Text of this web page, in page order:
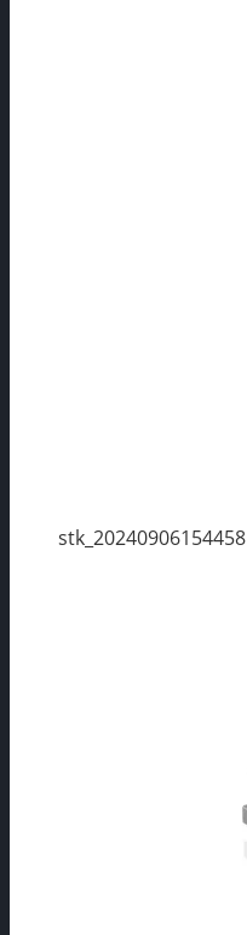
stk_20240906154458